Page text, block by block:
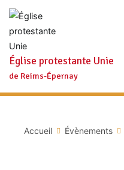
Aller
contenu
Église protestante Unie
de Reims-Épernay
Accueil Évènements